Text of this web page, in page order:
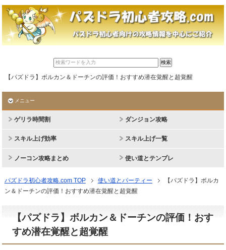
【パズドラ】ボルカン＆ドーチンの評価！おすすめ潜在覚醒と超覚醒
メニュー
ゲリラ時間割 ダンジョン攻略
スキル上げ効率 スキル上げ一覧
ノーコン攻略まとめ 使い道とテンプレ
パズドラ初心者攻略.com TOP 使い道とパーティー
【パズドラ】ボルカ
ン＆ドーチンの評価！おすすめ潜在覚醒と超覚醒
【パズドラ】ボルカン＆ドーチンの評価！おす
すめ潜在覚醒と超覚醒